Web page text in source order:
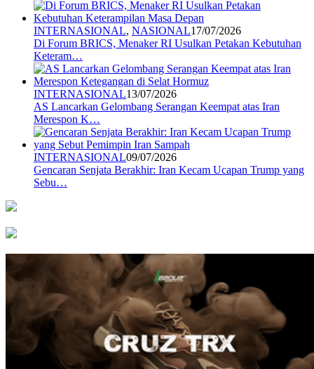
INTERNASIONAL, NASIONAL17/07/2026
Di Forum BRICS, Menaker RI Usulkan Petakan Kebutuhan
Keteram…
INTERNASIONAL13/07/2026
AS Lancarkan Gelombang Serangan Keempat atas Iran
Merespon K…
INTERNASIONAL09/07/2026
Gencaran Senjata Berakhir: Iran Kecam Ucapan Trump yang
Sebu…